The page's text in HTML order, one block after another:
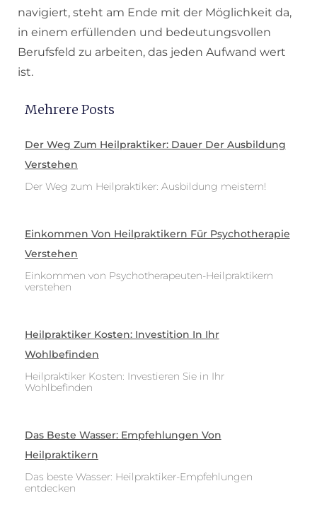
navigiert, steht am Ende mit der Möglichkeit da,
in einem erfüllenden und bedeutungsvollen
Berufsfeld zu arbeiten, das jeden Aufwand wert
ist.
Mehrere Posts
Der Weg Zum Heilpraktiker: Dauer Der Ausbildung
Verstehen
Der Weg zum Heilpraktiker: Ausbildung meistern!
Einkommen Von Heilpraktikern Für Psychotherapie
Verstehen
Einkommen von Psychotherapeuten-Heilpraktikern
verstehen
Heilpraktiker Kosten: Investition In Ihr
Wohlbefinden
Heilpraktiker Kosten: Investieren Sie in Ihr
Wohlbefinden
Das Beste Wasser: Empfehlungen Von
Heilpraktikern
Das beste Wasser: Heilpraktiker-Empfehlungen
entdecken